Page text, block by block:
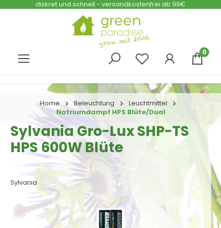
Zum Hauptinhalt springen
diskret und schnell - versandkostenfrei ab 99€
0
Home Beleuchtung
Leuchtmittel
Natriumdampf HPS Blüte/Dual
Sylvania Gro-Lux SHP-TS
HPS 600W Blüte
Sylvania
Bildergalerie überspringen